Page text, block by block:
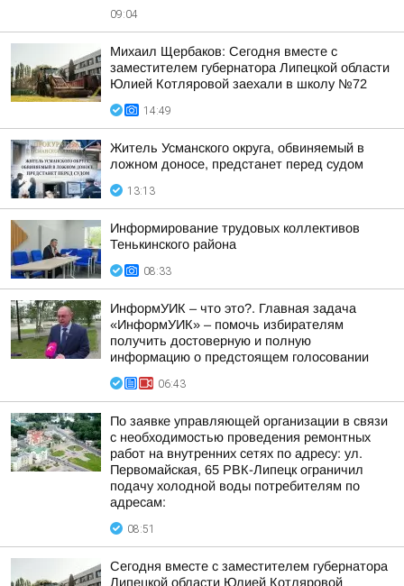
09:04
Михаил Щербаков: Сегодня вместе с
заместителем губернатора Липецкой области
Юлией Котляровой заехали в школу №72
14:49
Житель Усманского округа, обвиняемый в
ложном доносе, предстанет перед судом
13:13
Информирование трудовых коллективов
Тенькинского района
08:33
ИнформУИК – что это?. Главная задача
«ИнформУИК» – помочь избирателям
получить достоверную и полную
информацию о предстоящем голосовании
06:43
По заявке управляющей организации в связи
с необходимостью проведения ремонтных
работ на внутренних сетях по адресу: ул.
Первомайская, 65 РВК-Липецк ограничил
подачу холодной воды потребителям по
адресам:
08:51
Сегодня вместе с заместителем губернатора
Липецкой области Юлией Котляровой